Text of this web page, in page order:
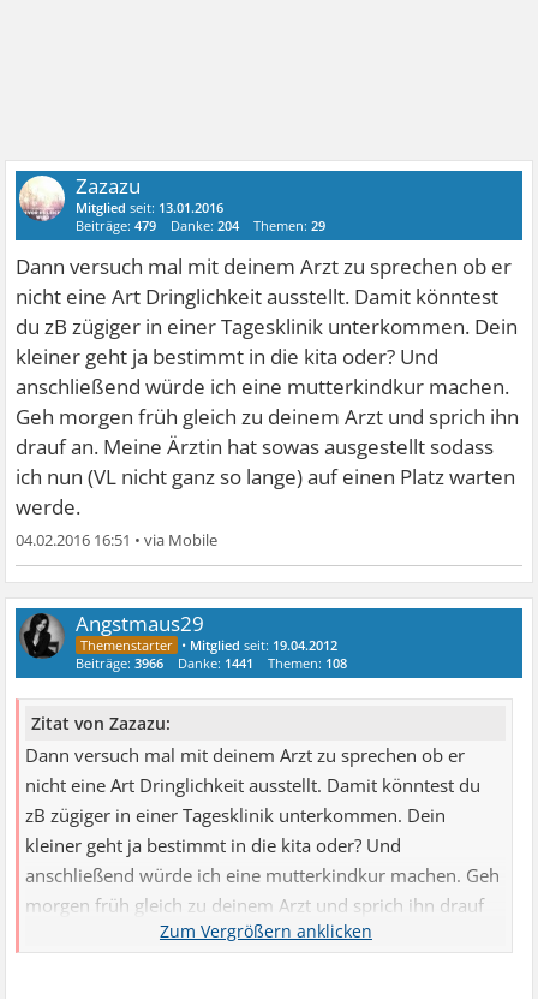
Zazazu
Mitglied seit: 13.01.2016
Beiträge:479 Danke:204 Themen:29
Dann versuch mal mit deinem Arzt zu sprechen ob er
nicht eine Art Dringlichkeit ausstellt. Damit könntest
du zB zügiger in einer Tagesklinik unterkommen. Dein
kleiner geht ja bestimmt in die kita oder? Und
anschließend würde ich eine mutterkindkur machen.
Geh morgen früh gleich zu deinem Arzt und sprich ihn
drauf an. Meine Ärztin hat sowas ausgestellt sodass
ich nun (VL nicht ganz so lange) auf einen Platz warten
werde.
04.02.2016 16:51 •
Angstmaus29
• Mitglied seit: 19.04.2012
Beiträge:3966 Danke: 1441 Themen: 108
Zitat von Zazazu:
Dann versuch mal mit deinem Arzt zu sprechen ob er
nicht eine Art Dringlichkeit ausstellt. Damit könntest du
zB zügiger in einer Tagesklinik unterkommen. Dein
kleiner geht ja bestimmt in die kita oder? Und
anschließend würde ich eine mutterkindkur machen. Geh
morgen früh gleich zu deinem Arzt und sprich ihn drauf
an. Meine Ärztin hat sowas ausgestellt sodass ich nun (VL